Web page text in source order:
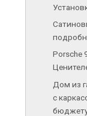
Porsche
Дом из
с
бюджету